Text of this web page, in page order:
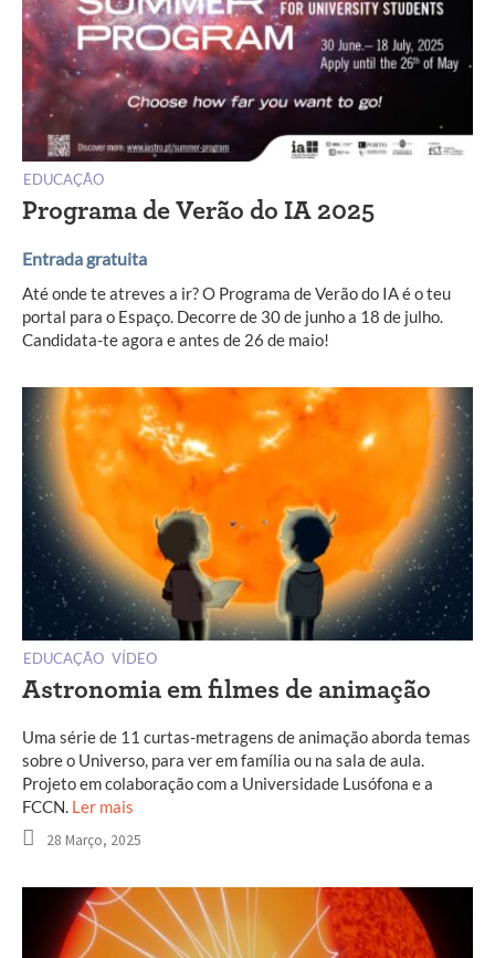
EDUCAÇÃO
Programa de Verão do IA 2025
Entrada gratuita
Até onde te atreves a ir? O Programa de Verão do IA é o teu
portal para o Espaço. Decorre de 30 de junho a 18 de julho.
Candidata-te agora e antes de 26 de maio!
EDUCAÇÃO VÍDEO
Astronomia em filmes de animação
Uma série de 11 curtas-metragens de animação aborda temas
sobre o Universo, para ver em família ou na sala de aula.
Projeto em colaboração com a Universidade Lusófona e a
FCCN. Ler mais
28 Março, 2025